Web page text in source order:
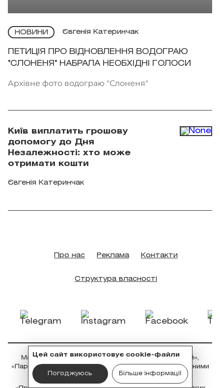
НОВИНИ Євгенія Катеринчак
ПЕТИЦІЯ ПРО ВІДНОВЛЕННЯ ВОДОГРАЮ
"СЛОНЕНЯ" НАБРАЛА НЕОБХІДНІ ГОЛОСИ
Архівне фото водограю "Слоненя"
Київ виплатить грошову
допомогу до Дня
Незалежності: хто може
отримати кошти
Євгенія Катеринчак
Цей сайт використовує cookie-файли
Погоджуюсь Більше інформації
Про нас Реклама Контакти
Структура власності
Матеріали з плашками «Промо», «Новини компаній»,
«Партнерський матеріал» та «Спецпроєкт» є рекламними
та публікуються на правах реклами.